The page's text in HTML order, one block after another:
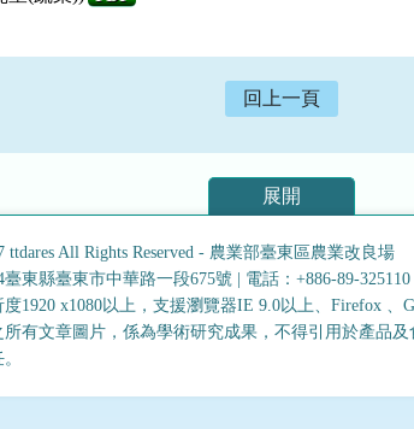
回上一頁
展開
ttdares All Rights Reserved - 農業部臺東區農業改良場
臺東縣臺東市中華路一段675號 | 電話：+886-89-325110
1920 x1080以上，支援瀏覽器IE 9.0以上、Firefox 、
有文章圖片，係為學術研究成果，不得引用於產品